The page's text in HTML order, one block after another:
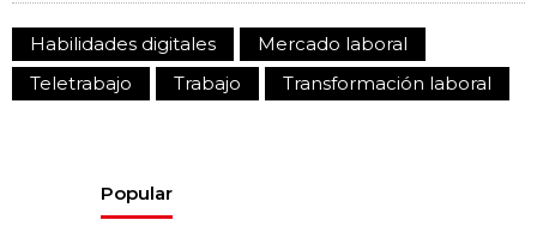
Habilidades digitales
Mercado laboral
Teletrabajo
Trabajo Transformación laboral
Popular